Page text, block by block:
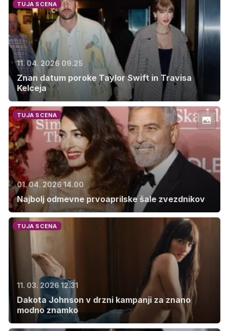
TUJA SCENA
11. 04. 2026 09.25
Znan datum poroke Taylor Swift in Travisa
Kelceja
TUJA SCENA
01. 04. 2026 14.00
Najbolj odmevne prvoaprilske šale zvezdnikov
TUJA SCENA
11. 03. 2026 12.31
Dakota Johnson v drzni kampanji za znano
modno znamko